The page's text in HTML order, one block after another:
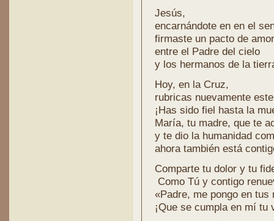
Jesús,
encarnándote en en el
firmaste un pacto de
entre el Padre del cielo
y los hermanos de la
Hoy, en la Cruz,
rubricas nuevamente
¡Has sido fiel hasta la
María, tu madre, que te
y te dio la humanidad
ahora también está
Comparte tu dolor y tu
Como Tú y contigo
«Padre, me pongo en
¡Que se cumpla en mí tu